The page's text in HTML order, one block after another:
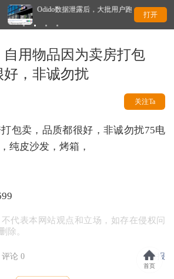
数据泄露后，大批用户跑了吗？竞争对手回应了
打开
自用物品因为卖房打包
，非诚勿扰
关注Ta
包卖，品质都很好，非诚勿扰75电
纯皮沙发，烤箱，
代表本网站观点和立场，如存在侵权问
除。
评论 0 举报
首页